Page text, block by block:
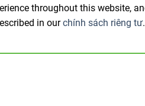
throughout this website,
in ourchính sách riêng tư.